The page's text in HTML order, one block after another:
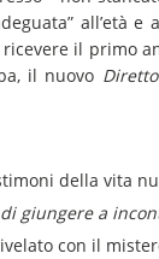
all’età
il primo
il nuovo
della vita
giungere a
con il